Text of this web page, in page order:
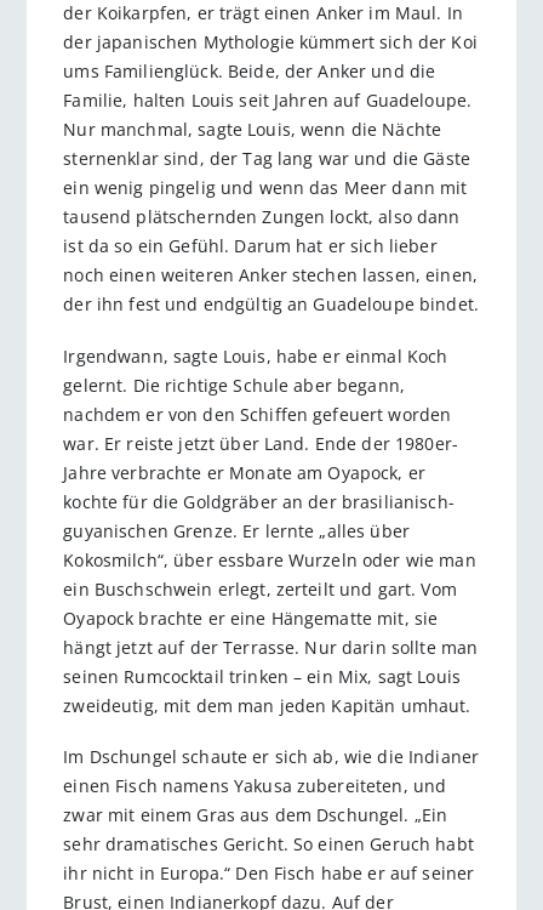
der Koikarpfen, er trägt einen Anker im Maul. In
der japanischen Mythologie kümmert sich der Koi
ums Familienglück. Beide, der Anker und die
Familie, halten Louis seit Jahren auf Guadeloupe.
Nur manchmal, sagte Louis, wenn die Nächte
sternenklar sind, der Tag lang war und die Gäste
ein wenig pingelig und wenn das Meer dann mit
tausend plätschernden Zungen lockt, also dann
ist da so ein Gefühl. Darum hat er sich lieber
noch einen weiteren Anker stechen lassen, einen,
der ihn fest und endgültig an Guadeloupe bindet.
Irgendwann, sagte Louis, habe er einmal Koch
gelernt. Die richtige Schule aber begann,
nachdem er von den Schiffen gefeuert worden
war. Er reiste jetzt über Land. Ende der 1980er-
Jahre verbrachte er Monate am Oyapock, er
kochte für die Goldgräber an der brasilianisch-
guyanischen Grenze. Er lernte „alles über
Kokosmilch“, über essbare Wurzeln oder wie man
ein Buschschwein erlegt, zerteilt und gart. Vom
Oyapock brachte er eine Hängematte mit, sie
hängt jetzt auf der Terrasse. Nur darin sollte man
seinen Rumcocktail trinken – ein Mix, sagt Louis
zweideutig, mit dem man jeden Kapitän umhaut.
Im Dschungel schaute er sich ab, wie die Indianer
einen Fisch namens Yakusa zubereiteten, und
zwar mit einem Gras aus dem Dschungel. „Ein
sehr dramatisches Gericht. So einen Geruch habt
ihr nicht in Europa.“ Den Fisch habe er auf seiner
Brust, einen Indianerkopf dazu. Auf der